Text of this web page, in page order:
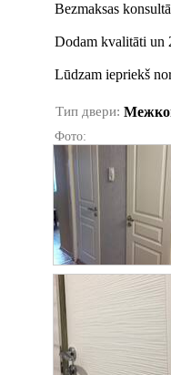
Bezmaksas
Dodam kvalitāti un
Lūdzam iepriekš
Тип двери:
Фото: